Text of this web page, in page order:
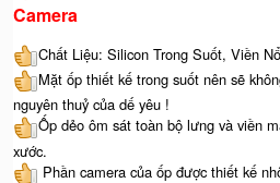
Camera
Chất Liệu: Silicon Trong Suốt, Viền
Mặt ốp thiết kế trong suốt nên sẽ
nguyên thuỷ của dế yêu !
Ốp dẻo ôm sát toàn bộ lưng và viền
xước.
Phần camera của ốp được thiết kế